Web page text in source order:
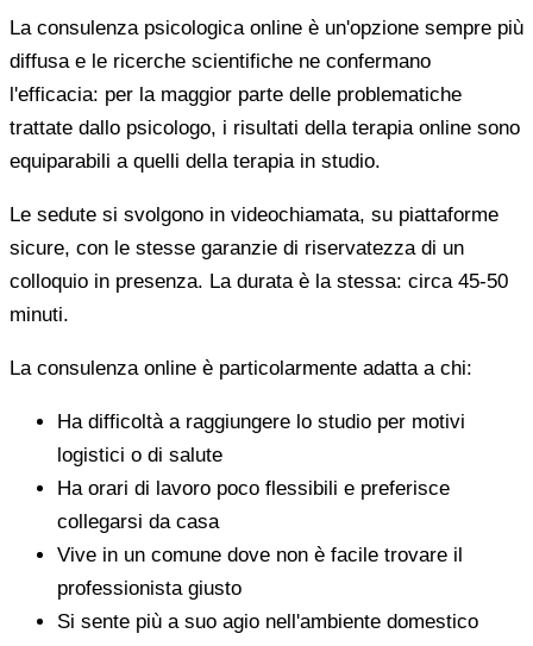
La consulenza psicologica online è un'opzione sempre più
diffusa e le ricerche scientifiche ne confermano
l'efficacia: per la maggior parte delle problematiche
trattate dallo psicologo, i risultati della terapia online sono
equiparabili a quelli della terapia in studio.
Le sedute si svolgono in videochiamata, su piattaforme
sicure, con le stesse garanzie di riservatezza di un
colloquio in presenza. La durata è la stessa: circa 45-50
minuti.
La consulenza online è particolarmente adatta a chi:
Ha difficoltà a raggiungere lo studio per motivi
logistici o di salute
Ha orari di lavoro poco flessibili e preferisce
collegarsi da casa
Vive in un comune dove non è facile trovare il
professionista giusto
Si sente più a suo agio nell'ambiente domestico